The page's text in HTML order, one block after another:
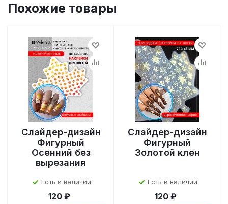
Похожие товары
Слайдер-дизайн
Фигурный
Осенний без
вырезания
Есть в наличии
120 ₽
Слайдер-дизайн
Фигурный
Золотой клен
Есть в наличии
120 ₽